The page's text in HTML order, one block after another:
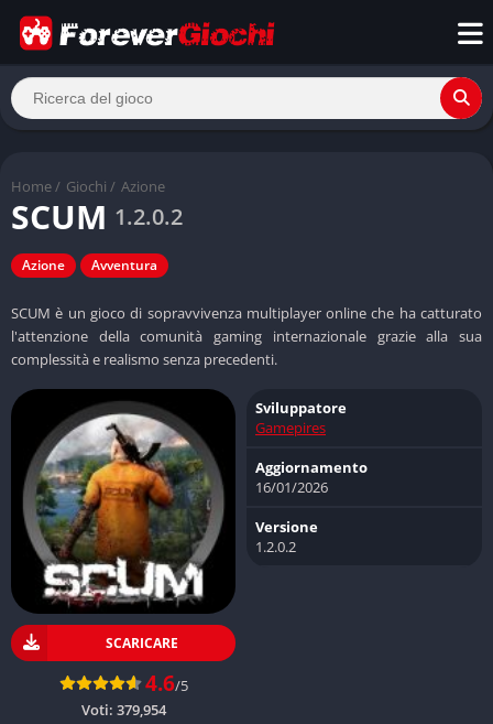
Home / Giochi / Azione
SCUM 1.2.0.2
Azione Avventura
SCUM è un gioco di sopravvivenza multiplayer online che ha catturato
l'attenzione della comunità gaming internazionale grazie alla sua
complessità e realismo senza precedenti.
SCARICARE
4.6/5
Voti: 379,954
Sviluppatore
Gamepires
Aggiornamento
16/01/2026
Versione
1.2.0.2